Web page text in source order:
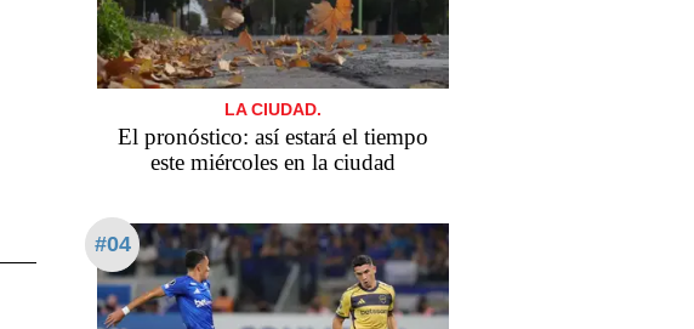
LA CIUDAD.
El pronóstico: así estará el tiempo
este miércoles en la ciudad
#04